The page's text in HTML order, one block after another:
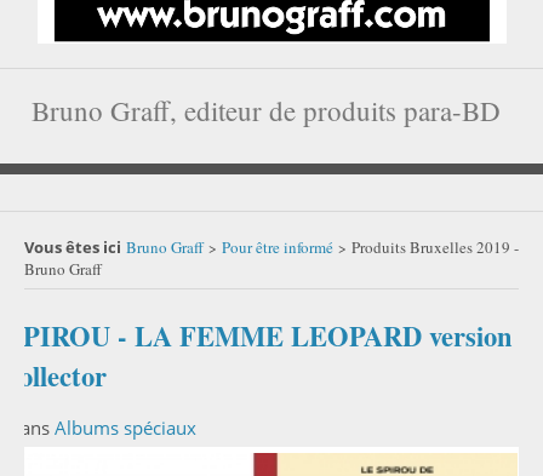
Bruno Graff, editeur de produits para-BD
Vous êtes ici Bruno Graff > Pour être informé > Produits Bruxelles 2019 -
Bruno Graff
SPIROU - LA FEMME LEOPARD version
collector
Dans Albums spéciaux